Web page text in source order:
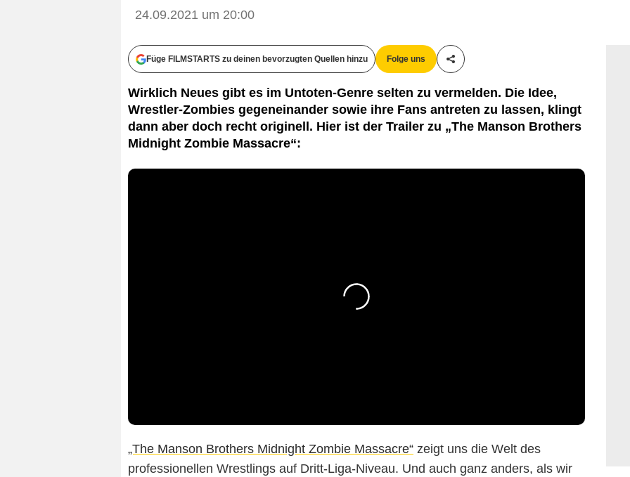
24.09.2021 um 20:00
Füge FILMSTARTS zu deinen bevorzugten Quellen hinzu Folge uns
Teile diesen Artikel
Wirklich Neues gibt es im Untoten-Genre selten zu vermelden. Die Idee,
Wrestler-Zombies gegeneinander sowie ihre Fans antreten zu lassen, klingt
dann aber doch recht originell. Hier ist der Trailer zu „The Manson Brothers
Midnight Zombie Massacre“:
„The Manson Brothers Midnight Zombie Massacre“ zeigt uns die Welt des
professionellen Wrestlings auf Dritt-Liga-Niveau. Und auch ganz anders, als wir